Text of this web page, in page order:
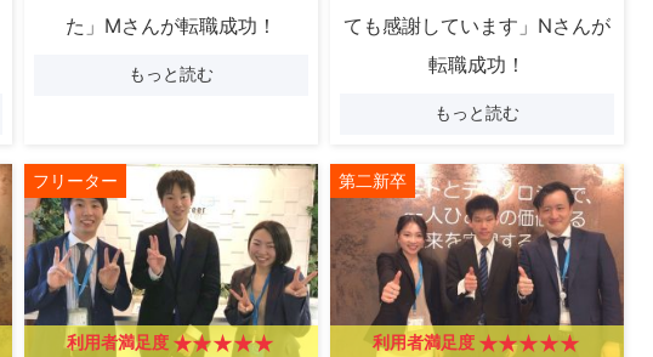
た」Mさんが転職成功！
もっと読む
ても感謝しています」Nさんが
転職成功！
もっと読む
フリーター
利用者満足度
第二新卒
利用者満足度